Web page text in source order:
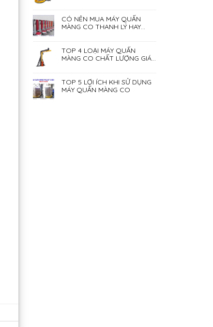
CÓ NÊN MUA MÁY QUẤN
MÀNG CO THANH LÝ HAY
TOP 4 LOẠI MÁY QUẤN
MÀNG CO CHẤT LƯỢNG GIÁ
TOP 5 LỢI ÍCH KHI SỬ DỤNG
MÁY QUẤN MÀNG CO